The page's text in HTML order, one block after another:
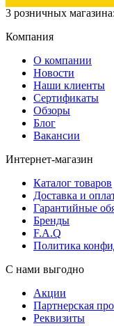
3 розничных
Компания
О компании
Новости
Наши клиенты
Сертификаты
Обзоры
Блог
Вакансии
Интернет-магазин
Каталог товаров
Доставка и
Гарантийные
Бренды
F.A.Q
Политика
С нами выгодно
Акции
Партнерская
Реквизиты